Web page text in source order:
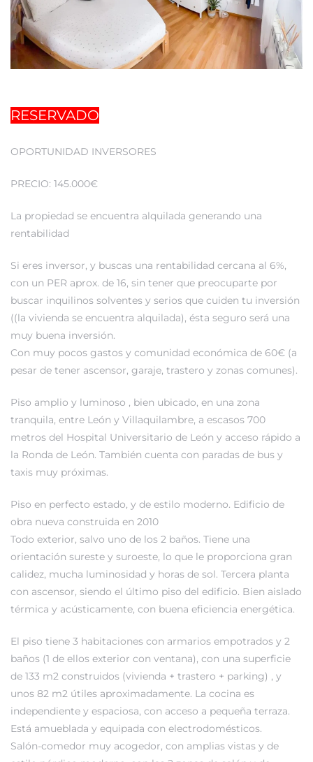
RESERVADO
OPORTUNIDAD INVERSORES
PRECIO: 145.000€
La propiedad se encuentra alquilada generando una
rentabilidad
Si eres inversor, y buscas una rentabilidad cercana al 6%,
con un PER aprox. de 16, sin tener que preocuparte por
buscar inquilinos solventes y serios que cuiden tu inversión
((la vivienda se encuentra alquilada), ésta seguro será una
muy buena inversión.
Con muy pocos gastos y comunidad económica de 60€ (a
pesar de tener ascensor, garaje, trastero y zonas comunes).
Piso amplio y luminoso , bien ubicado, en una zona
tranquila, entre León y Villaquilambre, a escasos 700
metros del Hospital Universitario de León y acceso rápido a
la Ronda de León. También cuenta con paradas de bus y
taxis muy próximas.
Piso en perfecto estado, y de estilo moderno. Edificio de
obra nueva construida en 2010
Todo exterior, salvo uno de los 2 baños. Tiene una
orientación sureste y suroeste, lo que le proporciona gran
calidez, mucha luminosidad y horas de sol. Tercera planta
con ascensor, siendo el último piso del edificio. Bien aislado
térmica y acústicamente, con buena eficiencia energética.
El piso tiene 3 habitaciones con armarios empotrados y 2
baños (1 de ellos exterior con ventana), con una superficie
de 133 m2 construidos (vivienda + trastero + parking) , y
unos 82 m2 útiles aproximadamente. La cocina es
independiente y espaciosa, con acceso a pequeña terraza.
Está amueblada y equipada con electrodomésticos.
Salón-comedor muy acogedor, con amplias vistas y de